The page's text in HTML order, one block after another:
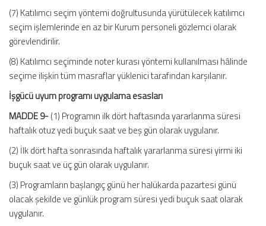
(7) Katılımcı seçim yöntemi doğrultusunda yürütülecek katılımcı
seçim işlemlerinde en az bir Kurum personeli gözlemci olarak
görevlendirilir.
(8) Katılımcı seçiminde noter kurası yöntemi kullanılması hâlinde
seçime ilişkin tüm masraflar yüklenici tarafından karşılanır.
İşgücü uyum programı uygulama esasları
MADDE 9-(1) Programın ilk dört haftasında yararlanma süresi
haftalık otuz yedi buçuk saat ve beş gün olarak uygulanır.
(2) İlk dört hafta sonrasında haftalık yararlanma süresi yirmi iki
buçuk saat ve üç gün olarak uygulanır.
(3) Programların başlangıç günü her halükarda pazartesi günü
olacak şekilde ve günlük program süresi yedi buçuk saat olarak
uygulanır.